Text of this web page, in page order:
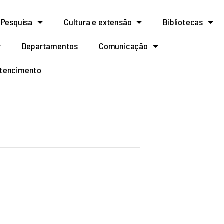
Pesquisa Cultura e extensão Bibliotecas
Departamentos Comunicação